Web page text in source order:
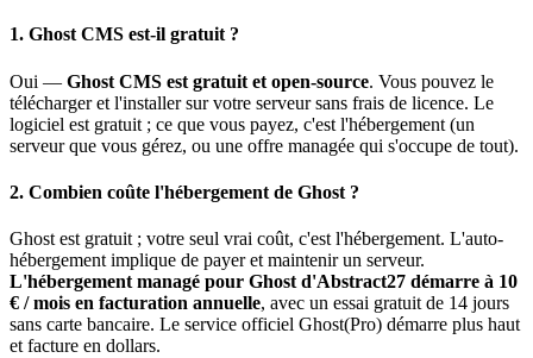
1. Ghost CMS est-il gratuit ?
Oui — Ghost CMS est gratuit et open-source. Vous pouvez le
télécharger et l'installer sur votre serveur sans frais de licence. Le
logiciel est gratuit ; ce que vous payez, c'est l'hébergement (un
serveur que vous gérez, ou une offre managée qui s'occupe de tout).
2. Combien coûte l'hébergement de Ghost ?
Ghost est gratuit ; votre seul vrai coût, c'est l'hébergement. L'auto-
hébergement implique de payer et maintenir un serveur.
L'hébergement managé pour Ghost d'Abstract27 démarre à 10
€ / mois en facturation annuelle, avec un essai gratuit de 14 jours
sans carte bancaire. Le service officiel Ghost(Pro) démarre plus haut
et facture en dollars.